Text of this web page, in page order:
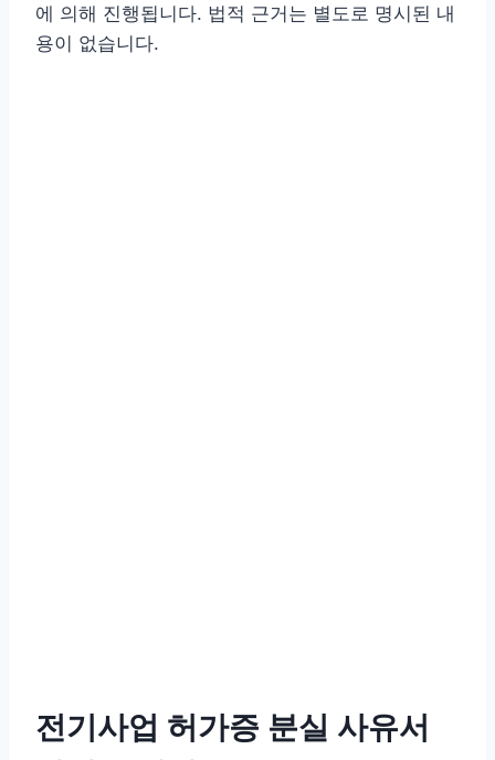
에 의해 진행됩니다. 법적 근거는 별도로 명시된 내
용이 없습니다.
전기사업 허가증 분실 사유서